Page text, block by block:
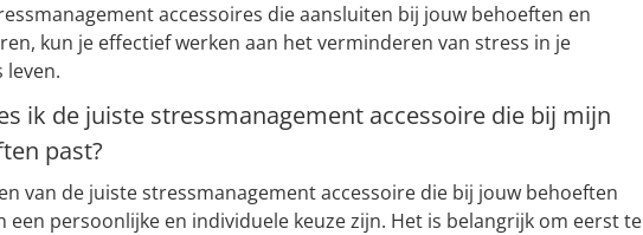
accessoires die aansluiten bij jouw behoeften en
kun je effectief werken aan het verminderen van stress in je
leven.
ik de juiste stressmanagement accessoire die bij mijn
past?
van de juiste stressmanagement accessoire die bij jouw behoeften
een persoonlijke en individuele keuze zijn. Het is belangrijk om eerst te